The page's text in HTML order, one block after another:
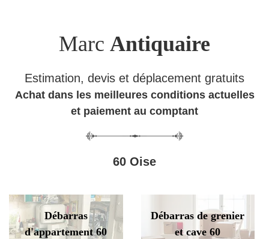
Marc Antiquaire
Estimation, devis et déplacement gratuits
Achat dans les meilleures conditions actuelles
et paiement au comptant
60 Oise
Débarras
d'appartement 60
Débarras de grenier
et cave 60